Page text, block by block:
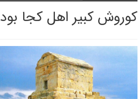
کوروش کبیر اهل کجا بود